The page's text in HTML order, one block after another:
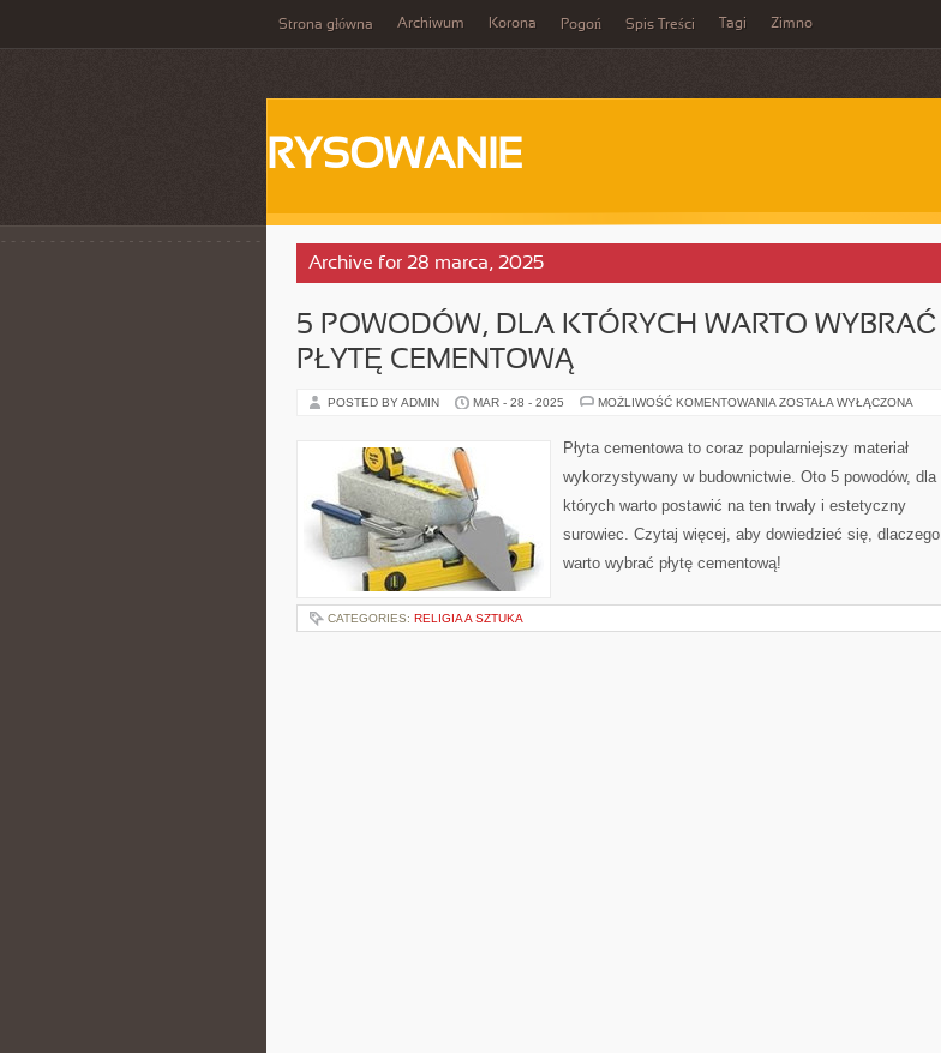
Strona główna Archiwum Korona Pogoń Spis Treści Tagi Zimno
RYSOWANIE
Archive for 28 marca, 2025
5 POWODÓW, DLA KTÓRYCH WARTO WYBRAĆ
PŁYTĘ CEMENTOWĄ
POSTED BY ADMIN MAR - 28 - 2025 MOŻLIWOŚĆ KOMENTOWANIA 5
KTÓRYCH
WARTO
PŁYTĘ
ZOSTAŁA WYŁĄCZONA
Płyta cementowa to coraz popularniejszy materiał
wykorzystywany w budownictwie. Oto 5 powodów, dla
których warto postawić na ten trwały i estetyczny
surowiec. Czytaj więcej, aby dowiedzieć się, dlaczego
warto wybrać płytę cementową!
CATEGORIES: RELIGIA A SZTUKA